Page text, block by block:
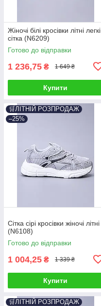
Жіночі білі кросівки літні легкі
сітка (N6209)
Готово до відправки
1 236,75 ₴ 1 649 ₴
Купити
🛒ЛІТНІЙ РОЗПРОДАЖ
–25%
Сітка сірі кросівки жіночі літні
(N6108)
Готово до відправки
1 004,25 ₴ 1 339 ₴
Купити
🛒ЛІТНІЙ РОЗПРОДАЖ